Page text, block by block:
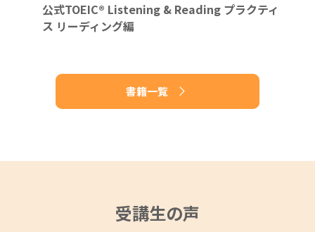
公式TOEIC® Listening & Reading プラクティ
ス リーディング編
書籍一覧
受講生の声